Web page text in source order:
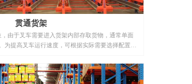
贯通货架
由于叉车需要进入货架内部存取货物，通常单面
为提高叉车运行速度，可根据实际需要选择配置导
货架）广泛应用于批发、冷库及食品、烟草行业。